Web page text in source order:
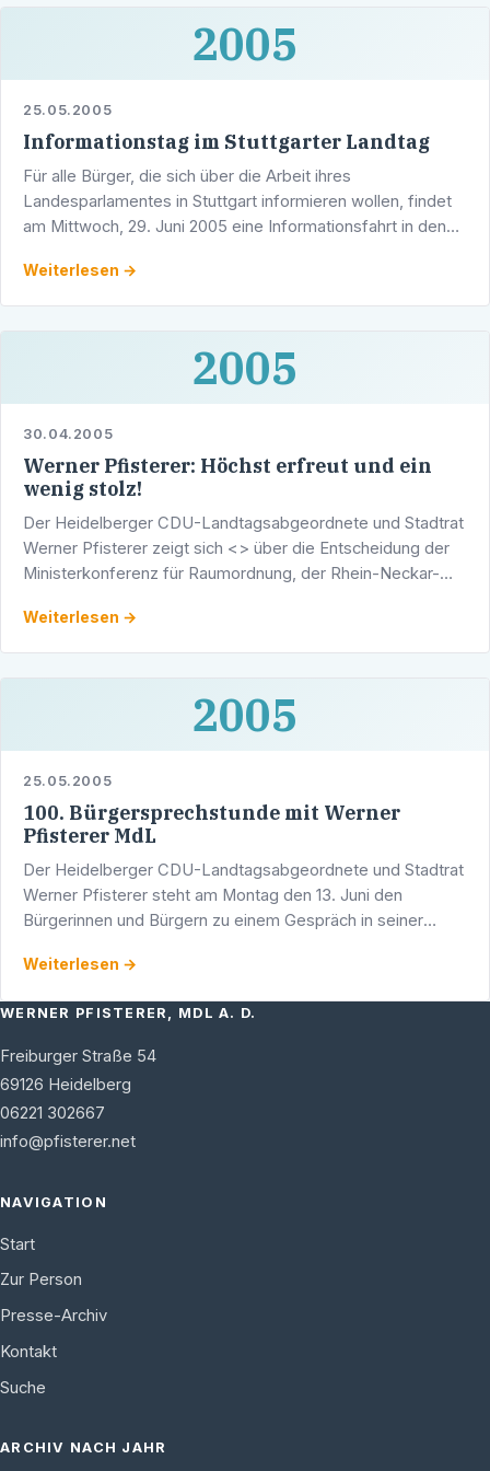
2005
25.05.2005
Informationstag im Stuttgarter Landtag
Für alle Bürger, die sich über die Arbeit ihres
Landesparlamentes in Stuttgart informieren wollen, findet
am Mittwoch, 29. Juni 2005 eine Informationsfahrt in den
Weiterlesen →
2005
30.04.2005
Werner Pfisterer: Höchst erfreut und ein
wenig stolz!
Der Heidelberger CDU-Landtagsabgeordnete und Stadtrat
Werner Pfisterer zeigt sich <> über die Entscheidung der
Ministerkonferenz für Raumordnung, der Rhein-Neckar-
Weiterlesen →
2005
25.05.2005
100. Bürgersprechstunde mit Werner
Pfisterer MdL
Der Heidelberger CDU-Landtagsabgeordnete und Stadtrat
Werner Pfisterer steht am Montag den 13. Juni den
Bürgerinnen und Bürgern zu einem Gespräch in seiner
Abgeordneten …
Weiterlesen →
WERNER PFISTERER, MDL A. D.
Freiburger Straße 54
69126 Heidelberg
06221 302667
info@pfisterer.net
NAVIGATION
Start
Zur Person
Presse-Archiv
Kontakt
Suche
ARCHIV NACH JAHR